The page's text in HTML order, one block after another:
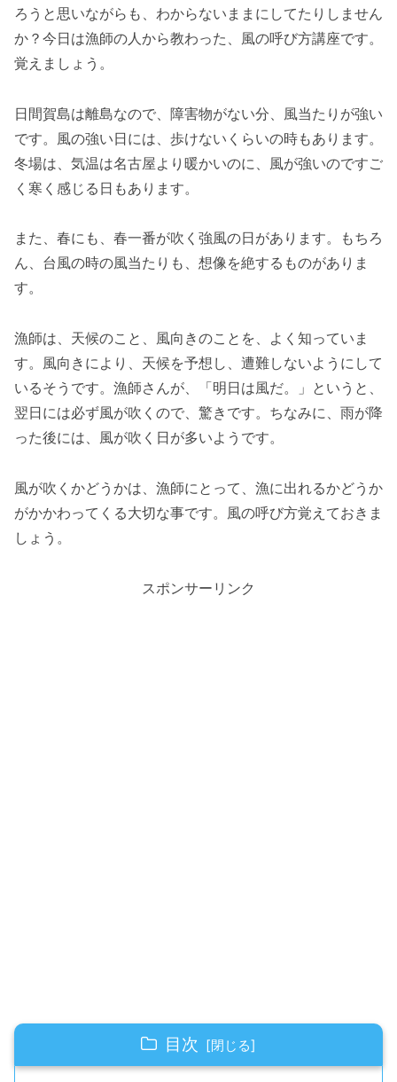
ろうと思いながらも、わからないままにしてたりしません
か？今日は漁師の人から教わった、風の呼び方講座です。
覚えましょう。
日間賀島は離島なので、障害物がない分、風当たりが強い
です。風の強い日には、歩けないくらいの時もあります。
冬場は、気温は名古屋より暖かいのに、風が強いのですご
く寒く感じる日もあります。
また、春にも、春一番が吹く強風の日があります。もちろ
ん、台風の時の風当たりも、想像を絶するものがありま
す。
漁師は、天候のこと、風向きのことを、よく知っていま
す。風向きにより、天候を予想し、遭難しないようにして
いるそうです。漁師さんが、「明日は風だ。」というと、
翌日には必ず風が吹くので、驚きです。ちなみに、雨が降
った後には、風が吹く日が多いようです。
風が吹くかどうかは、漁師にとって、漁に出れるかどうか
がかかわってくる大切な事です。風の呼び方覚えておきま
しょう。
スポンサーリンク
目次